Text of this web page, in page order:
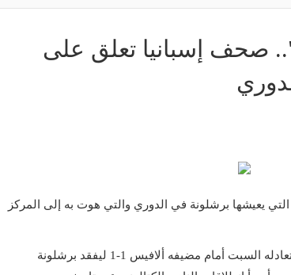
صحف إسبانيا تعلق على
التي يعيشها برشلونة في الدوري والتي هوت به إلى المركز
وكان برشلونة واصل تعثره بالدوري بعد تعادله السبت أمام مضيفه ألافيس 1-1 ليفقد برشلونة